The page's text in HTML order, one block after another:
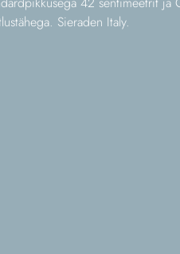
Sieraden Italy.